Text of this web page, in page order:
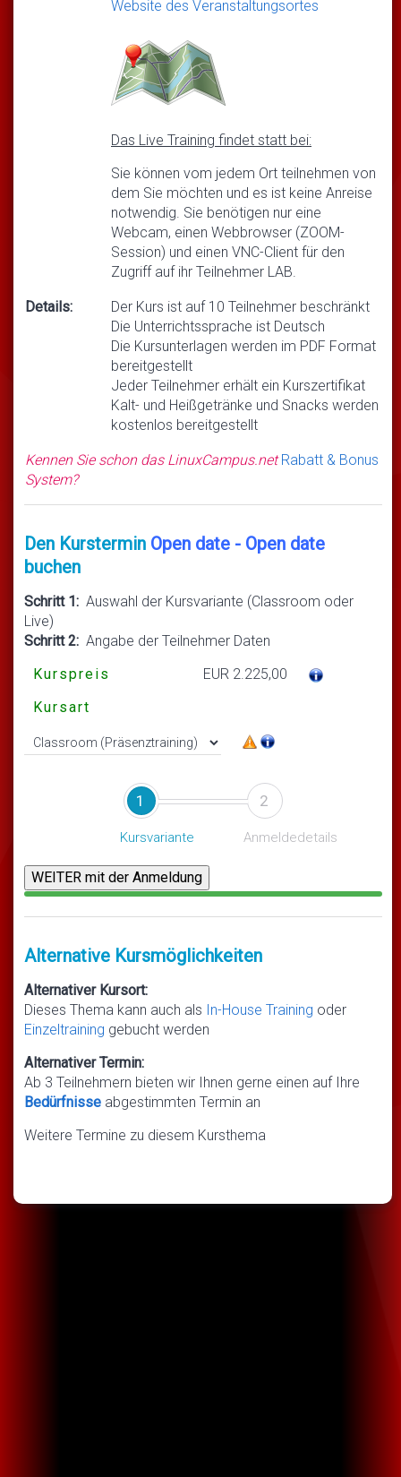
Website des Veranstaltungsortes
Das Live Training findet statt bei:
Sie können vom jedem Ort teilnehmen von
dem Sie möchten und es ist keine Anreise
notwendig. Sie benötigen nur eine
Webcam, einen Webbrowser (ZOOM-
Session) und einen VNC-Client für den
Zugriff auf ihr Teilnehmer LAB.
Details:
Der Kurs ist auf 10 Teilnehmer beschränkt
Die Unterrichtssprache ist Deutsch
Die Kursunterlagen werden im PDF Format
bereitgestellt
Jeder Teilnehmer erhält ein Kurszertifikat
Kalt- und Heißgetränke und Snacks werden
kostenlos bereitgestellt
Kennen Sie schon das LinuxCampus.netRabatt & Bonus
System?
Den Kurstermin Open date - Open date
buchen
Schritt 1: Auswahl der Kursvariante (Classroom oder
Live)
Schritt 2: Angabe der Teilnehmer Daten
Kurspreis
EUR 2.225,00
Kursart
1
Kursvariante
2
Anmeldedetails
Alternative Kursmöglichkeiten
Alternativer Kursort:
Dieses Thema kann auch als In-House Training oder
Einzeltraining gebucht werden
Alternativer Termin:
Ab 3 Teilnehmern bieten wir Ihnen gerne einen auf Ihre
Bedürfnisse abgestimmten Termin an
Weitere Termine zu diesem Kursthema